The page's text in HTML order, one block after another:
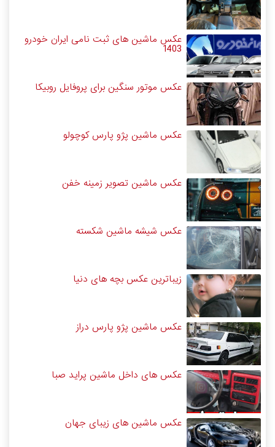
عکس ماشین های ثبت نامی ایران خودرو
1403
عکس موتور سنگین برای پروفایل روبیکا
عکس ماشین پژو پارس کوچولو
عکس ماشین تصویر زمینه خفن
عکس شیشه ماشین شکسته
زیباترین عکس بچه های دنیا
عکس ماشین پژو پارس دراز
عکس های داخل ماشین پراید صبا
عکس ماشین های زیبای جهان